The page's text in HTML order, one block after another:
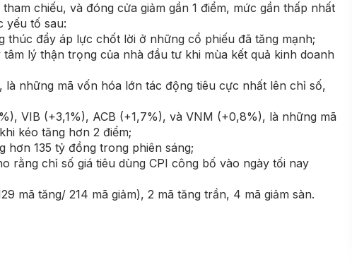
chiếu, và đóng cửa giảm gần 1 điểm, mức gần thấp nhất
yếu tố sau:
thúc đẩy áp lực chốt lời ở những cổ phiếu đã tăng mạnh;
lý thận trọng của nhà đầu tư khi mùa kết quả kinh doanh
những mã vốn hóa lớn tác động tiêu cực nhất lên chỉ số,
VIB (+3,1%), ACB (+1,7%), và VNM (+0,8%), là những mã
kéo tăng hơn 2 điểm;
hơn 135 tỷ đồng trong phiên sáng;
rằng chỉ số giá tiêu dùng CPI công bố vào ngày tối nay
mã tăng/ 214 mã giảm), 2 mã tăng trần, 4 mã giảm sàn.